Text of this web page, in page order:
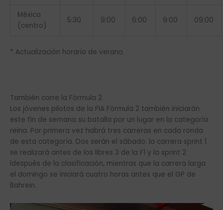
México
(centro)
5:30 9:00 6:00 9:00 09:00
* Actualización horario de verano.
También corre la Fórmula 2
Los jóvenes pilotos de la FIA Fórmula 2 también iniciarán
este fin de semana su batalla por un lugar en la categoría
reina. Por primera vez habrá tres carreras en cada ronda
de esta categoría. Dos serán el sábado: la carrera sprint 1
se realizará antes de los libres 3 de la F1 y la sprint 2
ldespués de la clasificación, mientras que la carrera larga
el domingo se iniciará cuatro horas antes que el GP de
Bahrein.